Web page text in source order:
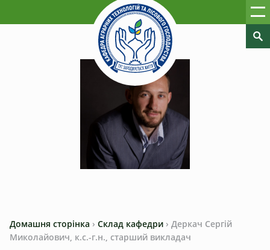
Домашня сторінка › Склад кафедри › Деркач Сергій
Миколайович, к.с.-г.н., старший викладач